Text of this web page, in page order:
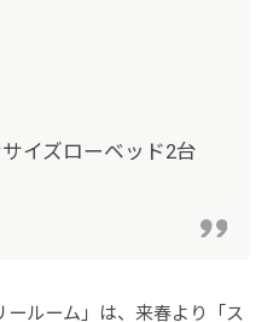
イズローベッド2台
ルーム」は、来春より「ス